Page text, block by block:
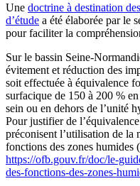
Une doctrine à destination
d’étude a été élaborée par le
pour faciliter la
Sur le bassin Seine-
évitement et réduction des
soit effectuée à équivalence
surfacique de 150 à 200 %
sein ou en dehors de l’unité
Pour justifier de
préconisent l’utilisation de la
fonctions des zones humides
https://ofb.gouv.fr/doc/le-
des-fonctions-des-zones-